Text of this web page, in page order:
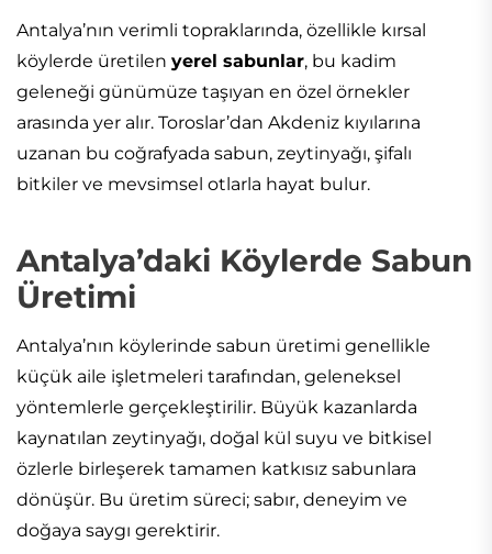
Antalya’nın verimli topraklarında, özellikle kırsal
köylerde üretilen yerel sabunlar, bu kadim
geleneği günümüze taşıyan en özel örnekler
arasında yer alır. Toroslar’dan Akdeniz kıyılarına
uzanan bu coğrafyada sabun, zeytinyağı, şifalı
bitkiler ve mevsimsel otlarla hayat bulur.
Antalya’daki Köylerde Sabun
Üretimi
Antalya’nın köylerinde sabun üretimi genellikle
küçük aile işletmeleri tarafından, geleneksel
yöntemlerle gerçekleştirilir. Büyük kazanlarda
kaynatılan zeytinyağı, doğal kül suyu ve bitkisel
özlerle birleşerek tamamen katkısız sabunlara
dönüşür. Bu üretim süreci; sabır, deneyim ve
doğaya saygı gerektirir.